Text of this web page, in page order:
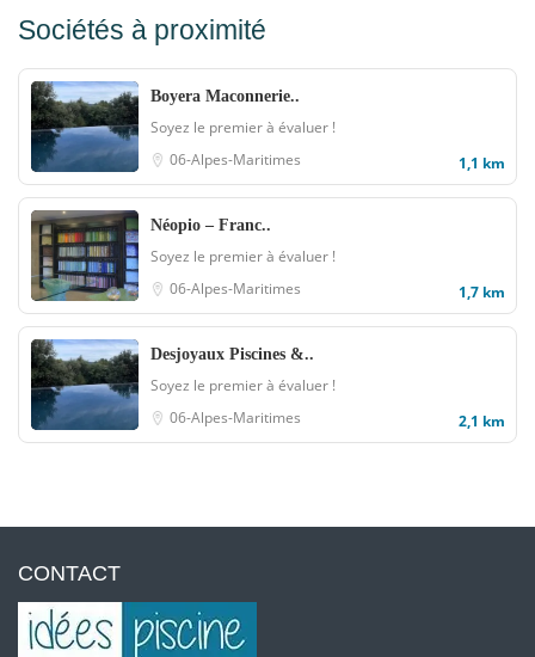
Sociétés à proximité
Boyera Maconnerie..
Soyez le premier à évaluer !
06-Alpes-Maritimes
1,1 km
Néopio – Franc..
Soyez le premier à évaluer !
06-Alpes-Maritimes
1,7 km
Desjoyaux Piscines &..
Soyez le premier à évaluer !
06-Alpes-Maritimes
2,1 km
CONTACT